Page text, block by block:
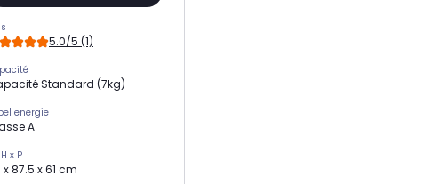
5.0/5 (1)
Standard (7kg)
energie
A
x P
87.5 x 61 cm